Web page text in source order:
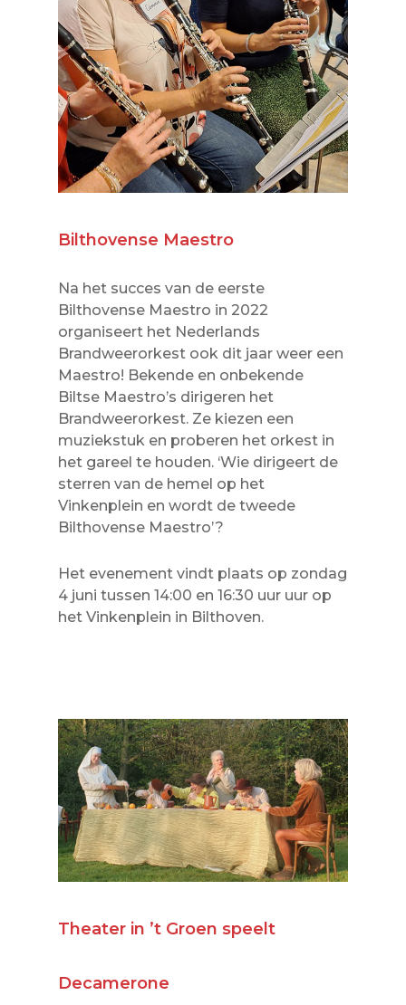
Bilthovense Maestro
Na het succes van de eerste
Bilthovense Maestro in 2022
organiseert het Nederlands
Brandweerorkest ook dit jaar weer een
Maestro! Bekende en onbekende
Biltse Maestro’s dirigeren het
Brandweerorkest. Ze kiezen een
muziekstuk en proberen het orkest in
het gareel te houden. ‘Wie dirigeert de
sterren van de hemel op het
Vinkenplein en wordt de tweede
Bilthovense Maestro’?
Het evenement vindt plaats op zondag
4 juni tussen 14:00 en 16:30 uur uur op
het Vinkenplein in Bilthoven.
Theater in ’t Groen speelt
Decamerone